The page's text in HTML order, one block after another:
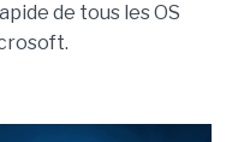
de tous les OS